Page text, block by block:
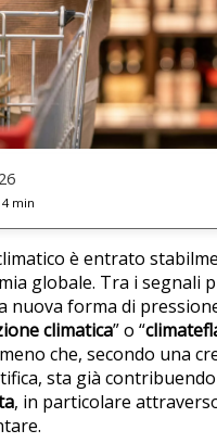
4min
è entrato
globale. Tra i segnali
nuova forma di
climatica” o “
che, secondo una
sta già contribuendo
, in particolare